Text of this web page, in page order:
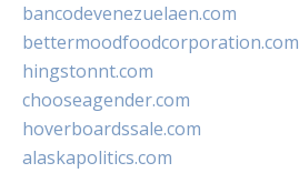
bancodevenezuelaen.com
bettermoodfoodcorporation.com
hingstonnt.com
chooseagender.com
hoverboardssale.com
alaskapolitics.com